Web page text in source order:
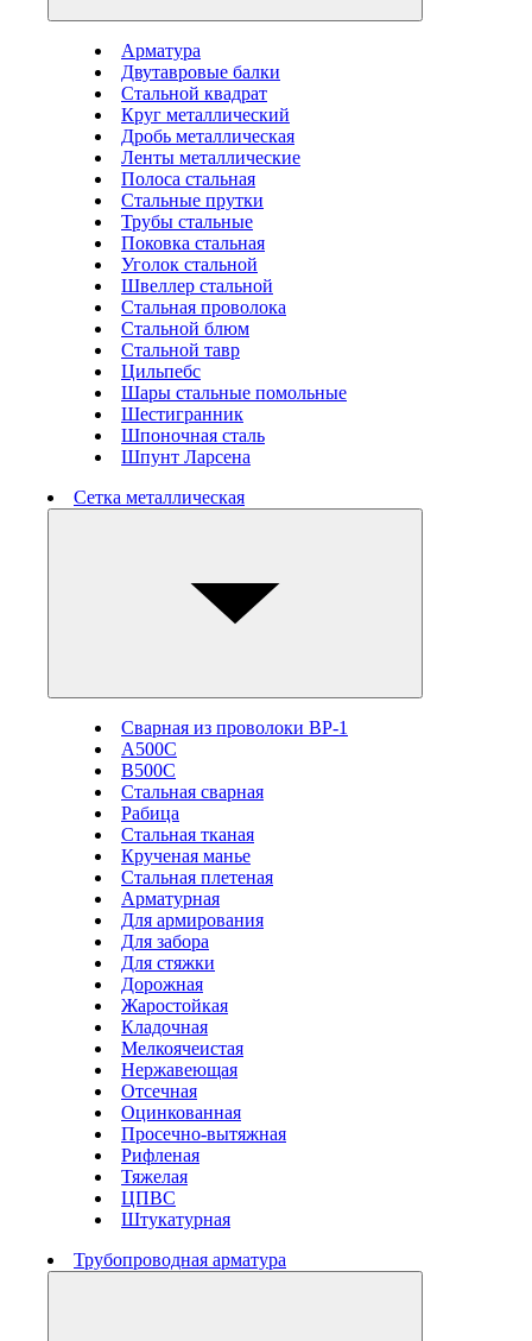
Арматура
Двутавровые балки
Стальной квадрат
Круг металлический
Дробь металлическая
Ленты металлические
Полоса стальная
Стальные прутки
Трубы стальные
Поковка стальная
Уголок стальной
Швеллер стальной
Стальная проволока
Стальной блюм
Стальной тавр
Цильпебс
Шары стальные помольные
Шестигранник
Шпоночная сталь
Шпунт Ларсена
Сетка металлическая
Сварная из проволоки ВР-1
А500С
В500С
Стальная сварная
Рабица
Стальная тканая
Крученая манье
Стальная плетеная
Арматурная
Для армирования
Для забора
Для стяжки
Дорожная
Жаростойкая
Кладочная
Мелкоячеистая
Нержавеющая
Отсечная
Оцинкованная
Просечно-вытяжная
Рифленая
Тяжелая
ЦПВС
Штукатурная
Трубопроводная арматура